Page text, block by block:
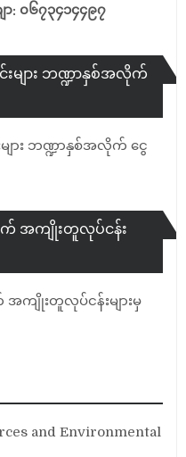
၀၆၇၃၄၁၄၄၉၇
းများ ဘဏ္ဍာနှစ်အလိုက်
များ ဘဏ္ဍာနှစ်အလိုက် ငွေ
က် အကျိုးတူလုပ်ငန်း
ကျိုးတူလုပ်ငန်းများမှ
and Environmental